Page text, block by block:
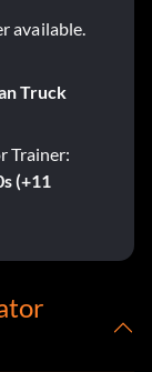
available.
Truck
Trainer:
(+11